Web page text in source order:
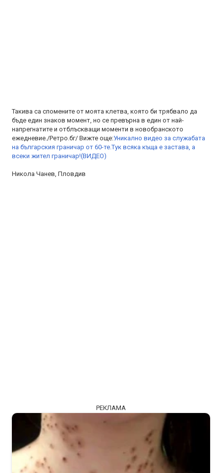
Такива са спомените от моята клетва, която би трябвало да
бъде един знаков момент, но се превърна в един от най-
напрегнатите и отблъскващи моменти в новобранското
ежедневие./Ретро.бг/ Вижте още:Уникално видео за служабата
на българския граничар от 60-те.Тук всяка къща е застава, а
всеки жител граничар!(ВИДЕО)
Никола Чанев, Пловдив
РЕКЛАМА